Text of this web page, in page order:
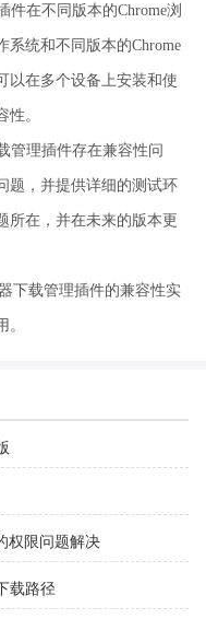
在不同版本的Chrome浏
系统和不同版本的Chrome
以在多个设备上安装和使
。
管理插件存在兼容性问
题，并提供详细的测试环
所在，并在未来的版本更
下载管理插件的兼容性实
权限问题解决
载路径